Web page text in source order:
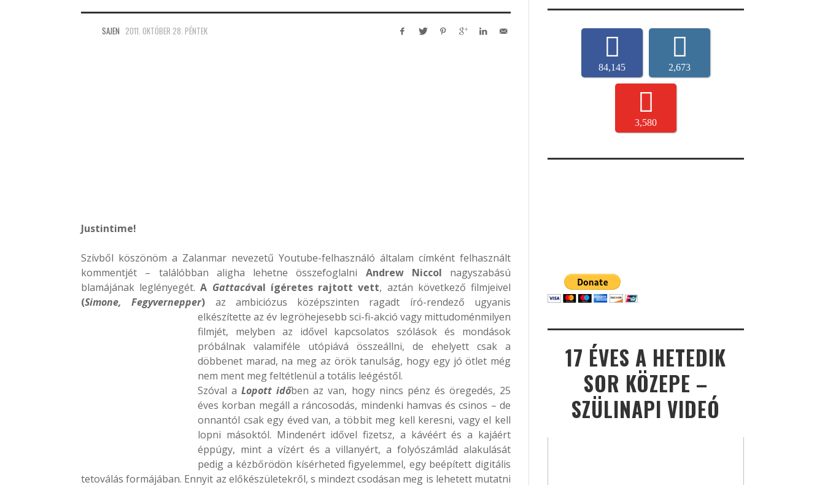
SAJEN 2011. OKTÓBER 28. PÉNTEK
Justintime!
Szívből köszönöm a Zalanmar nevezetű Youtube-felhasználó általam címként felhasznált
kommentjét – találóbban aligha lehetne összefoglalni Andrew Niccol nagyszabású
blamájának leglényegét.A Gattacával ígéretes rajtott vett, aztán következő filmjeivel
(Simone, Fegyvernepper) az ambiciózus középszinten ragadt író-rendező ugyanis
elkészítette az év legröhejesebb sci-fi-akció vagy mittudoménmilyen
filmjét, melyben az idővel kapcsolatos szólások és mondások
próbálnak valamiféle utópiává összeállni, de ehelyett csak a
döbbenet marad, na meg az örök tanulság, hogy egy jó ötlet még
nem ment meg feltétlenül a totális leégéstől.
Szóval aLopott időben az van, hogy nincs pénz és öregedés, 25
éves korban megáll a ráncosodás, mindenki hamvas és csinos – de
onnantól csak egy éved van, a többit meg kell keresni, vagy el kell
lopni másoktól. Mindenért idővel fizetsz, a kávéért és a kajáért
éppúgy, mint a vízért és a villanyért, a folyószámlád alakulását
pedig a kézbőrödön kísérheted figyelemmel, egy beépített digitális
tetoválás formájában. Ennyit az előkészületekről, s mindezt csodásan meg is lehetett mutatni
84,145 2,673
3,580
17 ÉVES A HETEDIK
SOR KÖZEPE –
SZÜLINAPI VIDEÓ